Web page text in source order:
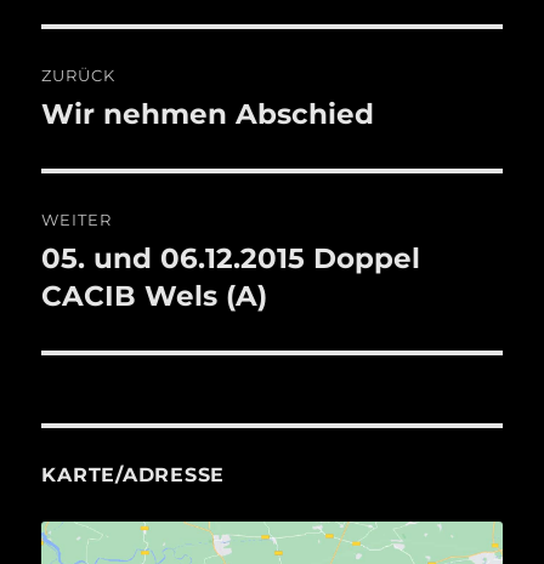
ZURÜCK
Vorheriger
Wir nehmen Abschied
WEITER
Nächster
Beitrag:
05. und 06.12.2015 Doppel
CACIB Wels (A)
KARTE/ADRESSE